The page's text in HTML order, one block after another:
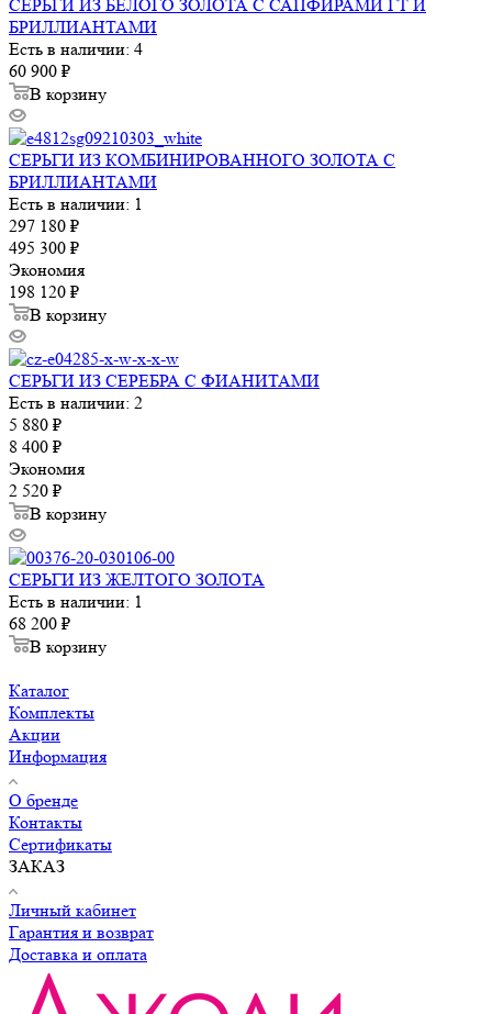
СЕРЬГИ ИЗ БЕЛОГО ЗОЛОТА С САПФИРАМИ ГТ И
БРИЛЛИАНТАМИ
Есть в наличии: 4
60 900 ₽
В корзину
СЕРЬГИ ИЗ КОМБИНИРОВАННОГО ЗОЛОТА С
БРИЛЛИАНТАМИ
Есть в наличии: 1
297 180 ₽
495 300 ₽
Экономия
198 120 ₽
В корзину
СЕРЬГИ ИЗ СЕРЕБРА С ФИАНИТАМИ
Есть в наличии: 2
5 880 ₽
8 400 ₽
Экономия
2 520 ₽
В корзину
СЕРЬГИ ИЗ ЖЕЛТОГО ЗОЛОТА
Есть в наличии: 1
68 200 ₽
В корзину
Каталог
Комплекты
Акции
Информация
О бренде
Контакты
Сертификаты
ЗАКАЗ
Личный кабинет
Гарантия и возврат
Доставка и оплата